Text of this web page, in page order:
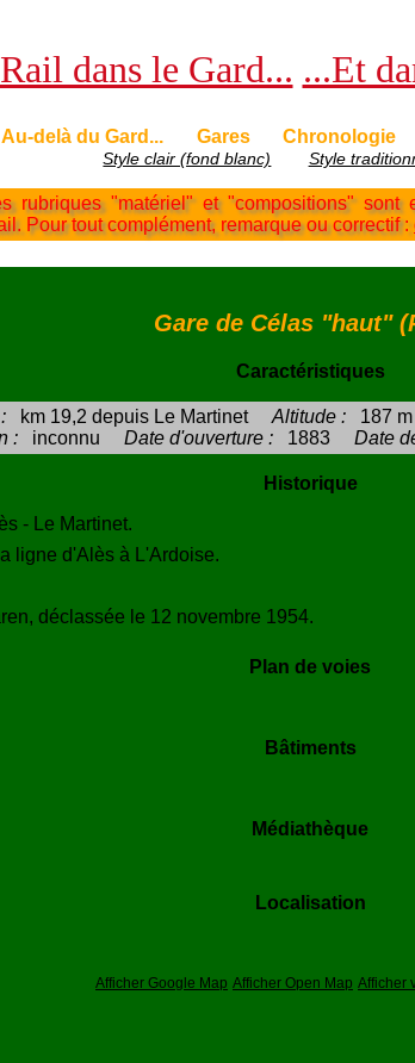
dans le Gard... ...Et
Au-delà du Gard... Gares Chronologie
Style clair (fond blanc) Style
"matériel" et "compositions"
Pour tout complément, remarque ou correctif :
Gare de Célas "haut"
Caractéristiques
km 19,2 depuis Le Martinet Altitude : 187 m
: inconnu Date d'ouverture : 1883 Date
Historique
- Le Martinet.
ligne d'Alès à L'Ardoise.
déclassée le 12 novembre 1954.
Plan de voies
Bâtiments
Médiathèque
Localisation
Afficher Google Map Afficher Open Map Afficher